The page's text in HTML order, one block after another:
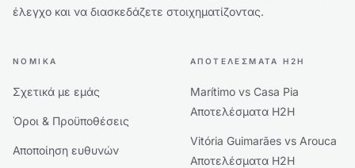
έλεγχο και να διασκεδάζετε στοιχηματίζοντας.
ΝΟΜΙΚΆ
Σχετικά με εμάς
Όροι & Προϋποθέσεις
Αποποίηση ευθυνών
ΑΠΟΤΕΛΈΣΜΑΤΑ H2H
Marítimo vs Casa Pia
Αποτελέσματα H2H
Vitória Guimarães vs Arouca
Αποτελέσματα H2H